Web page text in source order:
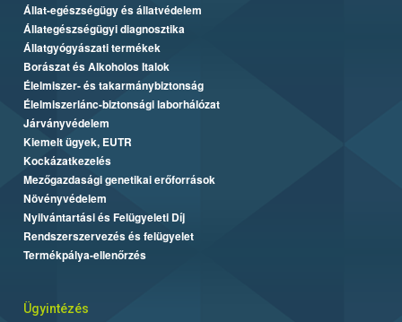
Állat-egészségügy és állatvédelem
Állategészségügyi diagnosztika
Állatgyógyászati termékek
Borászat és Alkoholos Italok
Élelmiszer- és takarmánybiztonság
Élelmiszerlánc-biztonsági laborhálózat
Járványvédelem
Kiemelt ügyek, EUTR
Kockázatkezelés
Mezőgazdasági genetikai erőforrások
Növényvédelem
Nyilvántartási és Felügyeleti Díj
Rendszerszervezés és felügyelet
Termékpálya-ellenőrzés
Ügyintézés